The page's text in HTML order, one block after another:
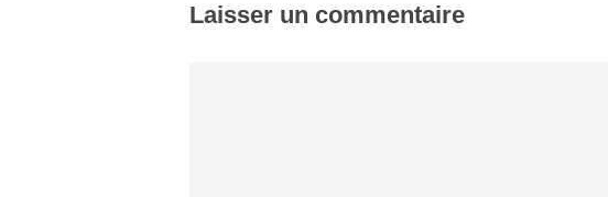
Laisser un commentaire